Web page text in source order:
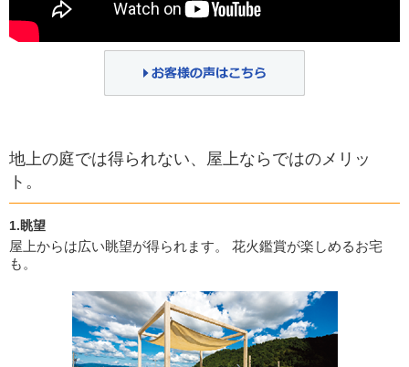
地上の庭では得られない、屋上ならではのメリッ
ト。
1.眺望
屋上からは広い眺望が得られます。 花火鑑賞が楽しめるお宅
も。